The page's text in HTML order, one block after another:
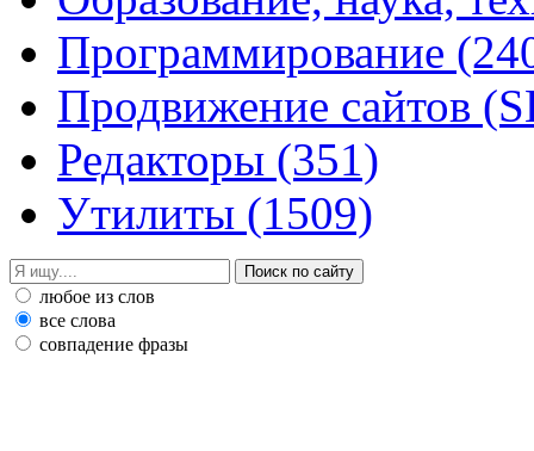
Программирование
Продвижение сайтов
Редакторы (351)
Утилиты (1509)
любое из слов
все слова
совпадение фразы